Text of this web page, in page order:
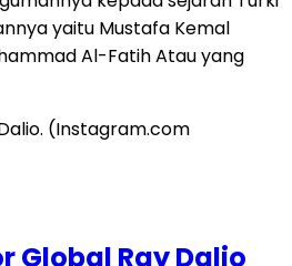
yaitu Mustafa Kemal
Al-Fatih Atau yang
Global Ray Dalio